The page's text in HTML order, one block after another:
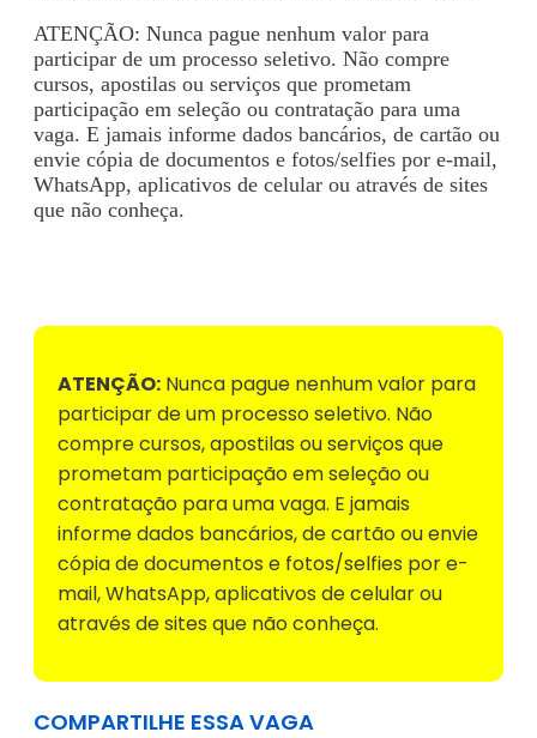
ATENÇÃO: Nunca pague nenhum valor para
participar de um processo seletivo. Não compre
cursos, apostilas ou serviços que prometam
participação em seleção ou contratação para uma
vaga. E jamais informe dados bancários, de cartão ou
envie cópia de documentos e fotos/selfies por e-mail,
WhatsApp, aplicativos de celular ou através de sites
que não conheça.
ATENÇÃO: Nunca pague nenhum valor para
participar de um processo seletivo. Não
compre cursos, apostilas ou serviços que
prometam participação em seleção ou
contratação para uma vaga. E jamais
informe dados bancários, de cartão ou envie
cópia de documentos e fotos/selfies por e-
mail, WhatsApp, aplicativos de celular ou
através de sites que não conheça.
COMPARTILHE ESSA VAGA